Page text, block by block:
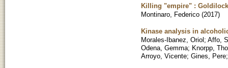
Killing "empire" :
Montinaro, Federico (2017)
Kinase analysis in
Morales-Ibanez, Oriol; Affo,
Odena, Gemma; Knorpp,
Arroyo, Vicente; Gines, Pere